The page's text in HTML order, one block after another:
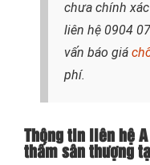
chưa chính
liên hệ 0904
vấn báo giá
phí.
Thông tin liên hệ
thấm sân thượng